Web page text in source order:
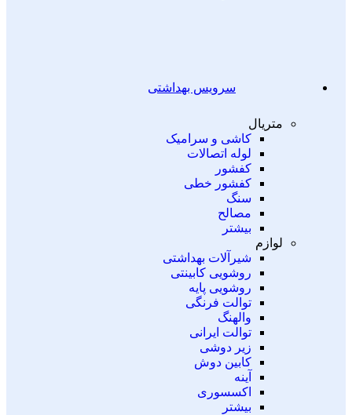
سرویس بهداشتی
متریال
کاشی و سرامیک
لوله اتصالات
کفشور
کفشور خطی
سنگ
مصالح
بیشتر
لوازم
شیرآلات بهداشتی
روشویی کابینتی
روشویی پایه
توالت فرنگی
والهنگ
توالت ایرانی
زیر دوشی
کابین دوش
آینه
اکسسوری
بیشتر